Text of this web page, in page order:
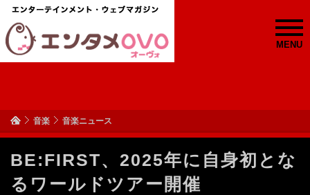
MENU
音楽 音楽ニュース
BE:FIRST、2025年に自身初とな
るワールドツアー開催